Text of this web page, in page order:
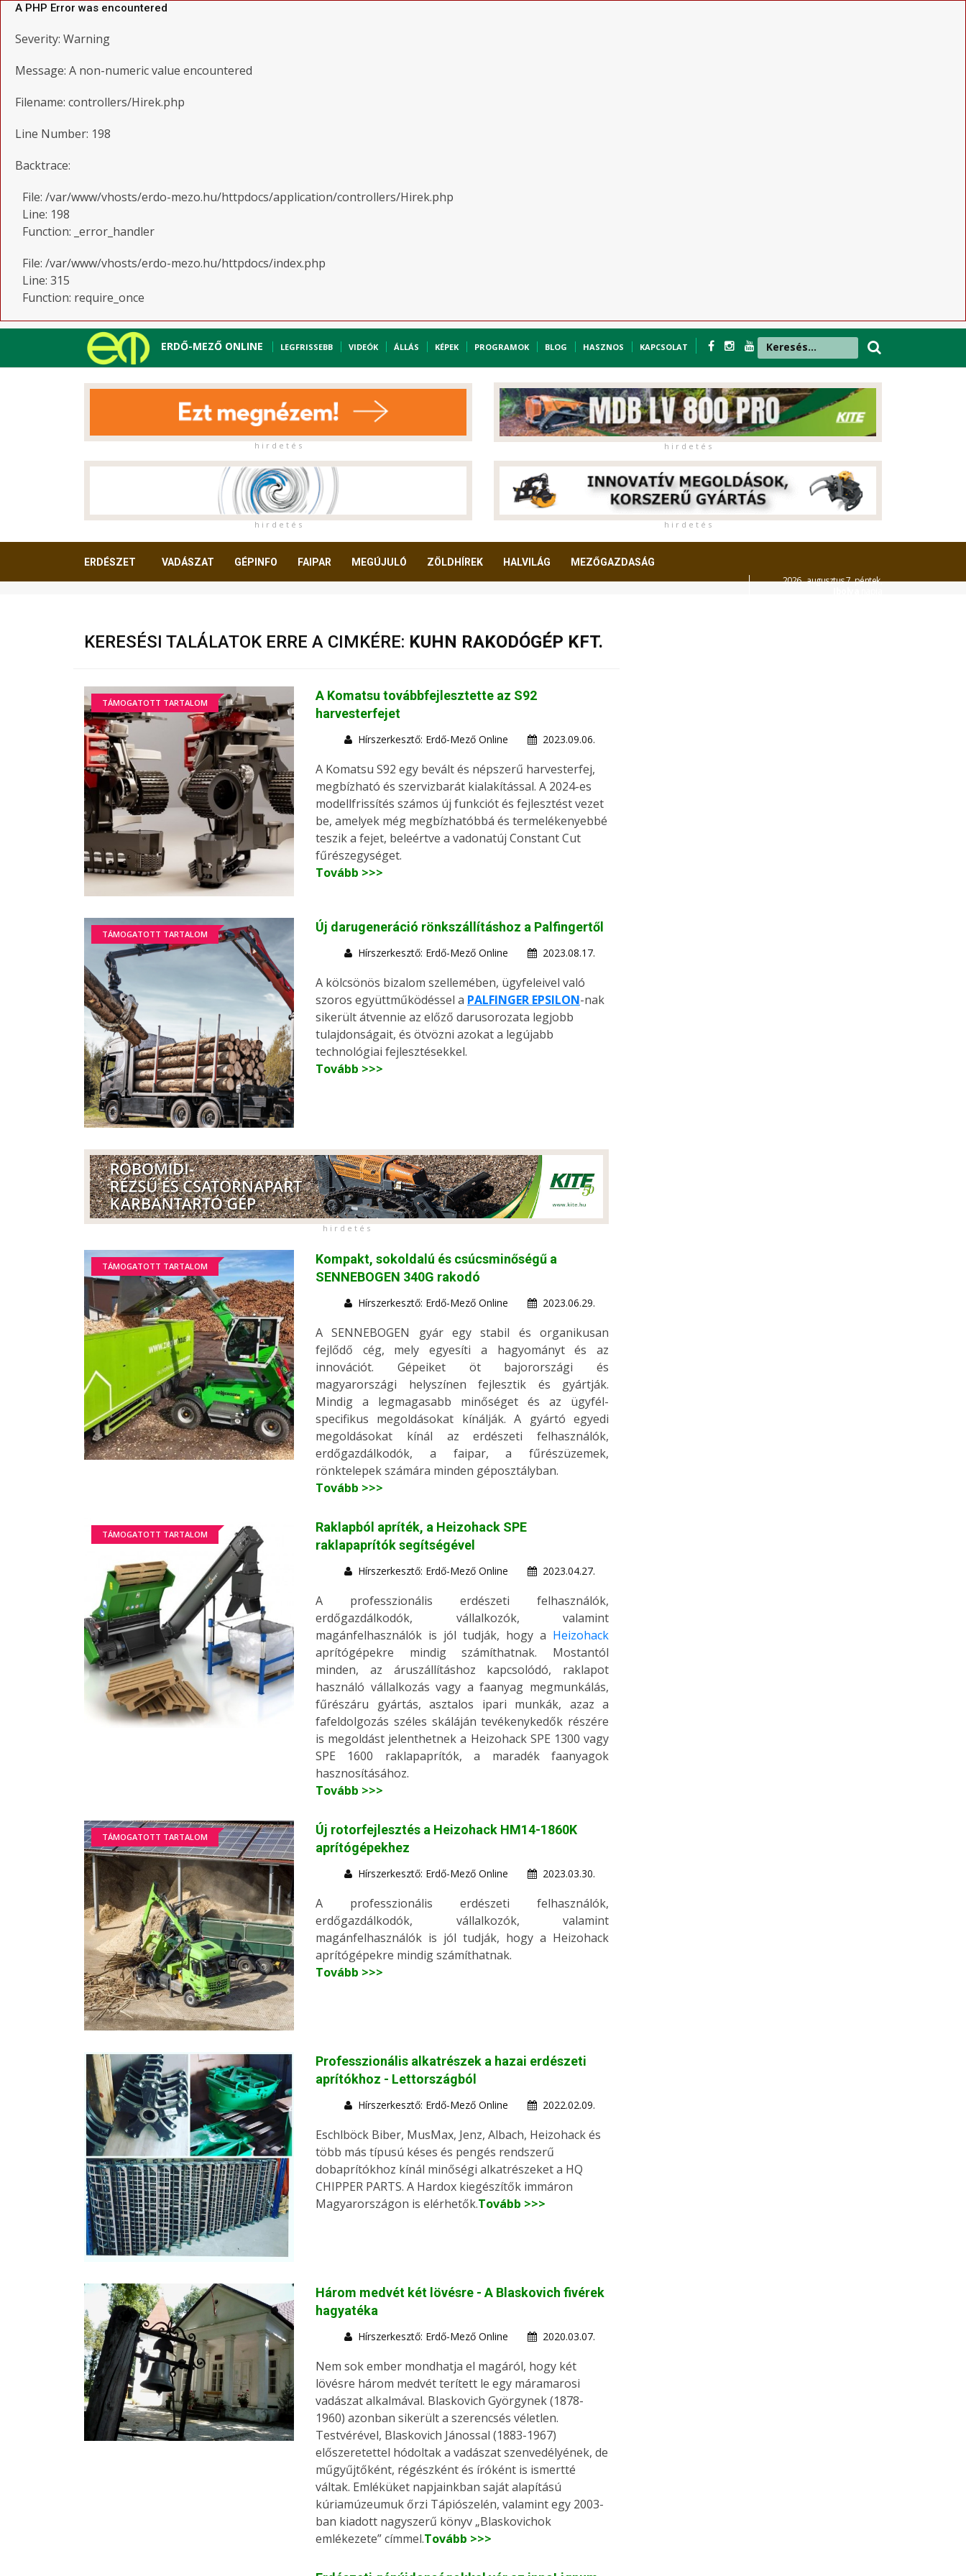
A PHP Error was encountered
Severity: Warning
Message: A non-numeric value encountered
Filename: controllers/Hirek.php
Line Number: 198
Backtrace:
File: /var/www/vhosts/erdo-mezo.hu/httpdocs/application/controllers/Hirek.php
Line: 198
Function: _error_handler
File: /var/www/vhosts/erdo-mezo.hu/httpdocs/index.php
Line: 315
Function: require_once
ERDŐ-MEZŐ ONLINE LEGFRISSEBB VIDEÓK ÁLLÁS KÉPEK PROGRAMOK BLOG HASZNOS KAPCSOLAT
h i r d e t é s h i r d e t é s
h i r d e t é s h i r d e t é s
ERDÉSZET VADÁSZAT GÉPINFO FAIPAR MEGÚJULÓ ZÖLDHÍREK HALVILÁG MEZŐGAZDASÁG
2026. augusztus 7. péntek,
KERESÉSI TALÁLATOK ERRE A CIMKÉRE: KUHN RAKODÓGÉP KFT.
TÁMOGATOTT TARTALOM
A Komatsu továbbfejlesztette az S92
harvesterfejet
Hírszerkesztő: Erdő-Mező Online 2023.09.06.
A Komatsu S92 egy bevált és népszerű harvesterfej,
megbízható és szervizbarát kialakítással. A 2024-es
modellfrissítés számos új funkciót és fejlesztést vezet
be, amelyek még megbízhatóbbá és termelékenyebbé
teszik a fejet, beleértve a vadonatúj Constant Cut
fűrészegységet.
Tovább >>>
TÁMOGATOTT TARTALOM Új darugeneráció rönkszállításhoz a Palfingertől
Hírszerkesztő: Erdő-Mező Online 2023.08.17.
A kölcsönös bizalom szellemében, ügyfeleivel való
szoros együttműködéssel a PALFINGER EPSILON-nak
sikerült átvennie az előző darusorozata legjobb
tulajdonságait, és ötvözni azokat a legújabb
technológiai fejlesztésekkel.
Tovább >>>
h i r d e t é s
TÁMOGATOTT TARTALOM
Kompakt, sokoldalú és csúcsminőségű a
SENNEBOGEN 340G rakodó
Hírszerkesztő: Erdő-Mező Online 2023.06.29.
A SENNEBOGEN gyár egy stabil és organikusan
fejlődő cég, mely egyesíti a hagyományt és az
innovációt. Gépeiket öt bajorországi és
magyarországi helyszínen fejlesztik és gyártják.
Mindig a legmagasabb minőséget és az ügyfél-
specifikus megoldásokat kínálják. A gyártó egyedi
megoldásokat kínál az erdészeti felhasználók,
erdőgazdálkodók, a faipar, a fűrészüzemek,
rönktelepek számára minden géposztályban.
Tovább >>>
TÁMOGATOTT TARTALOM
Raklapból apríték, a Heizohack SPE
raklapaprítók segítségével
Hírszerkesztő: Erdő-Mező Online 2023.04.27.
A professzionális erdészeti felhasználók,
erdőgazdálkodók, vállalkozók, valamint
magánfelhasználók is jól tudják, hogy a Heizohack
aprítógépekre mindig számíthatnak. Mostantól
minden, az áruszállításhoz kapcsolódó, raklapot
használó vállalkozás vagy a faanyag megmunkálás,
fűrészáru gyártás, asztalos ipari munkák, azaz a
fafeldolgozás széles skáláján tevékenykedők részére
is megoldást jelenthetnek a Heizohack SPE 1300 vagy
SPE 1600 raklapaprítók, a maradék faanyagok
hasznosításához.
Tovább >>>
TÁMOGATOTT TARTALOM
Új rotorfejlesztés a Heizohack HM14-1860K
aprítógépekhez
Hírszerkesztő: Erdő-Mező Online 2023.03.30.
A professzionális erdészeti felhasználók,
erdőgazdálkodók, vállalkozók, valamint
magánfelhasználók is jól tudják, hogy a Heizohack
aprítógépekre mindig számíthatnak.
Tovább >>>
Professzionális alkatrészek a hazai erdészeti
aprítókhoz - Lettországból
Hírszerkesztő: Erdő-Mező Online 2022.02.09.
Eschlböck Biber, MusMax, Jenz, Albach, Heizohack és
több más típusú késes és pengés rendszerű
dobaprítókhoz kínál minőségi alkatrészeket a HQ
CHIPPER PARTS. A Hardox kiegészítők immáron
Magyarországon is elérhetők.Tovább >>>
Három medvét két lövésre - A Blaskovich fivérek
hagyatéka
Hírszerkesztő: Erdő-Mező Online 2020.03.07.
Nem sok ember mondhatja el magáról, hogy két
lövésre három medvét terített le egy máramarosi
vadászat alkalmával. Blaskovich Györgynek (1878-
1960) azonban sikerült a szerencsés véletlen.
Testvérével, Blaskovich Jánossal (1883-1967)
előszeretettel hódoltak a vadászat szenvedélyének, de
műgyűjtőként, régészként és íróként is ismertté
váltak. Emléküket napjainkban saját alapítású
kúriamúzeumuk őrzi Tápiószelén, valamint egy 2003-
ban kiadott nagyszerű könyv „Blaskovichok
emlékezete” címmel.Tovább >>>